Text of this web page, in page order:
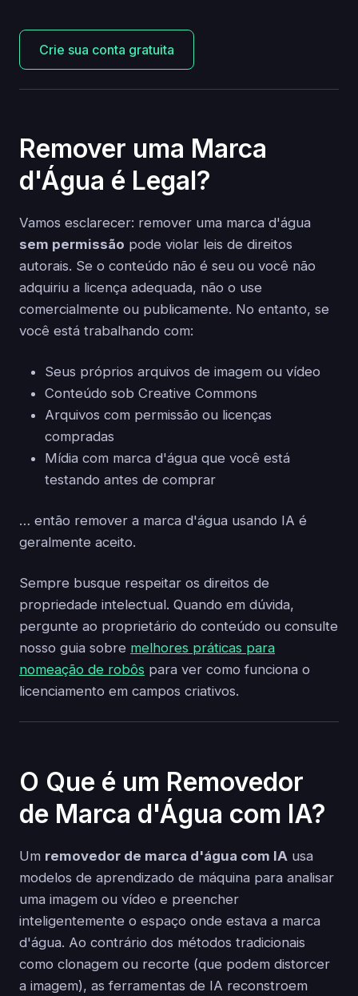
Crie sua conta gratuita
Remover uma Marca
d'Água é Legal?
Vamos esclarecer: remover uma marca d'água
sem permissão pode violar leis de direitos
autorais. Se o conteúdo não é seu ou você não
adquiriu a licença adequada, não o use
comercialmente ou publicamente. No entanto, se
você está trabalhando com:
Seus próprios arquivos de imagem ou vídeo
Conteúdo sob Creative Commons
Arquivos com permissão ou licenças
compradas
Mídia com marca d'água que você está
testando antes de comprar
… então remover a marca d'água usando IA é
geralmente aceito.
Sempre busque respeitar os direitos de
propriedade intelectual. Quando em dúvida,
pergunte ao proprietário do conteúdo ou consulte
nosso guia sobre melhores práticas para
nomeação de robôs para ver como funciona o
licenciamento em campos criativos.
O Que é um Removedor
de Marca d'Água com IA?
Um removedor de marca d'água com IA usa
modelos de aprendizado de máquina para analisar
uma imagem ou vídeo e preencher
inteligentemente o espaço onde estava a marca
d'água. Ao contrário dos métodos tradicionais
como clonagem ou recorte (que podem distorcer
a imagem), as ferramentas de IA reconstroem